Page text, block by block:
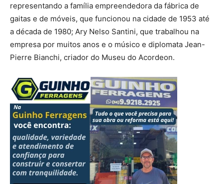
representando a família empreendedora da fábrica de
gaitas e de móveis, que funcionou na cidade de 1953 até
a década de 1980; Ary Nelso Santini, que trabalhou na
empresa por muitos anos e o músico e diplomata Jean-
Pierre Bianchi, criador do Museu do Acordeon.